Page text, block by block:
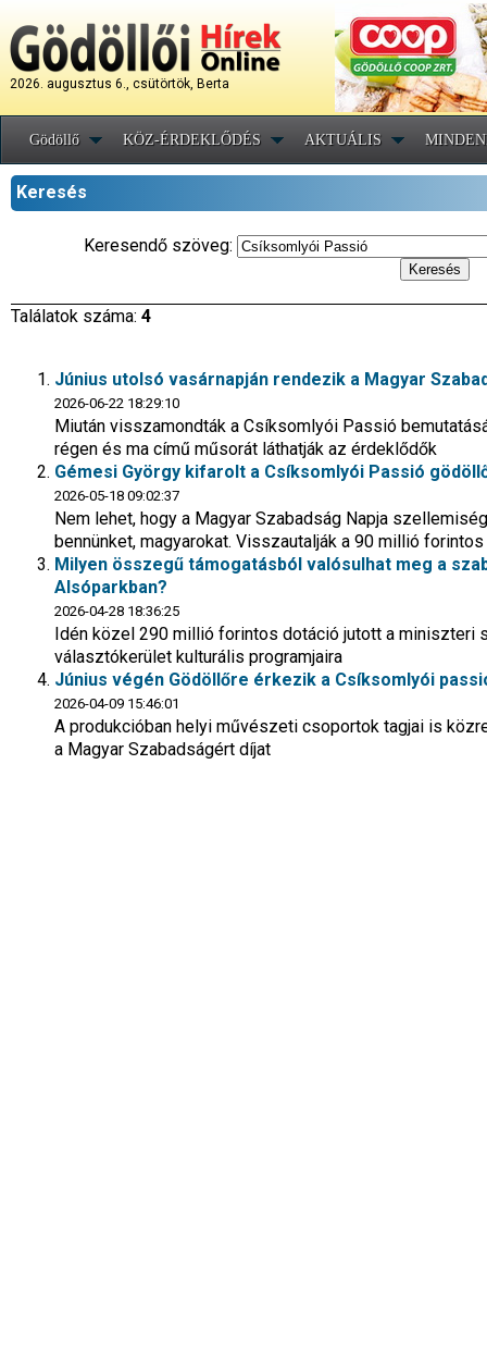
2026. augusztus 6., csütörtök, Berta
Gödöllő KÖZ-ÉRDEKLŐDÉS AKTUÁLIS
Keresés
Keresendő szöveg:
Találatok száma: 4
Június utolsó vasárnapján rendezik a Magyar
2026-06-22 18:29:10
Miután visszamondták a Csíksomlyói Passió
régen és ma című műsorát láthatják az érdeklődők
Gémesi György kifarolt a Csíksomlyói Passió
2026-05-18 09:02:37
Nem lehet, hogy a Magyar Szabadság Napja
bennünket, magyarokat. Visszautalják a 90 millió
Milyen összegű támogatásból valósulhat meg a
Alsóparkban?
2026-04-28 18:36:25
Idén közel 290 millió forintos dotáció jutott a miniszteri
választókerület kulturális programjaira
Június végén Gödöllőre érkezik a Csíksomlyói
2026-04-09 15:46:01
A produkcióban helyi művészeti csoportok tagjai is
a Magyar Szabadságért díjat